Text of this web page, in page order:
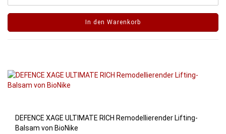
In den Warenkorb
DEFENCE XAGE ULTIMATE RICH Remodellierender Lifting-
Balsam von BioNike